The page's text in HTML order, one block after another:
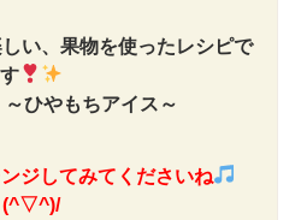
い、果物を使ったレシピで
す
ひやもちアイス～
ジしてみてくださいね
(^▽^)/